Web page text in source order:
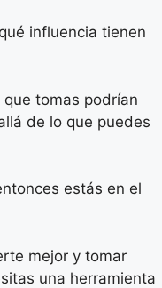
influencia tienen
tomas podrían
de lo que puedes
estás en el
mejor y tomar
una herramienta